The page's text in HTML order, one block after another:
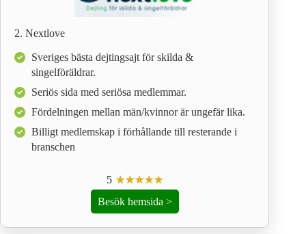
2. Nextlove
Sveriges bästa dejtingsajt för skilda &
singelföräldrar.
Seriös sida med seriösa medlemmar.
Fördelningen mellan män/kvinnor är ungefär lika.
Billigt medlemskap i förhållande till resterande i
branschen
5 ☆☆☆☆☆
★★★★★
Besök hemsida >